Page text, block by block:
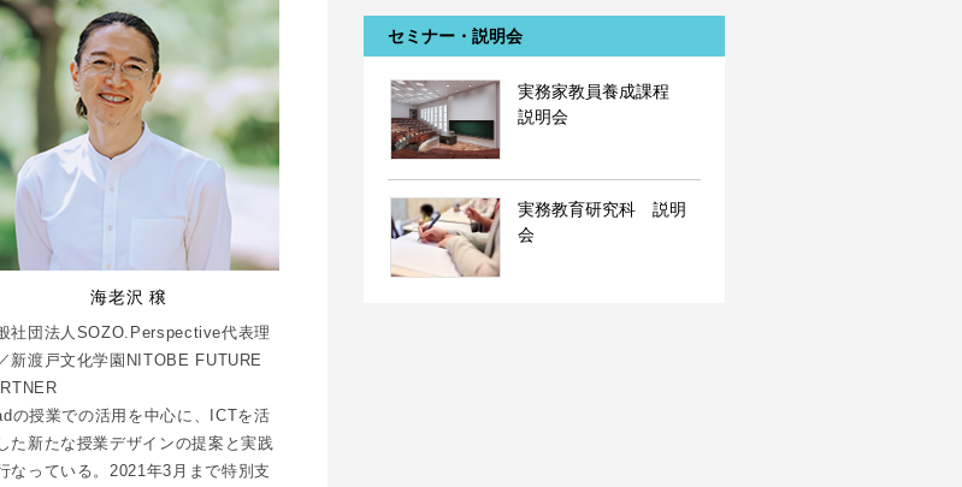
海老沢 穣
社団法人SOZO.Perspective代表理
新渡戸文化学園NITOBE FUTURE
の授業での活用を中心に、ICTを活
た新たな授業デザインの提案と実践
なっている。2021年3月まで特別支
セミナー・説明会
実務家教員養成課程
説明会
実務教育研究科 説明
会